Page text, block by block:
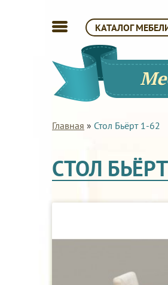
КАТАЛОГ
Главная » Стол Бьёрт 1-62
СТОЛ